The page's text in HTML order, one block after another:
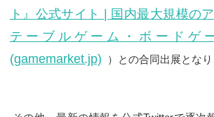
ト』公式サイト | 国内最大規模の
テーブルゲーム・ボードゲ
(gamemarket.jp)
）との合同出展となり